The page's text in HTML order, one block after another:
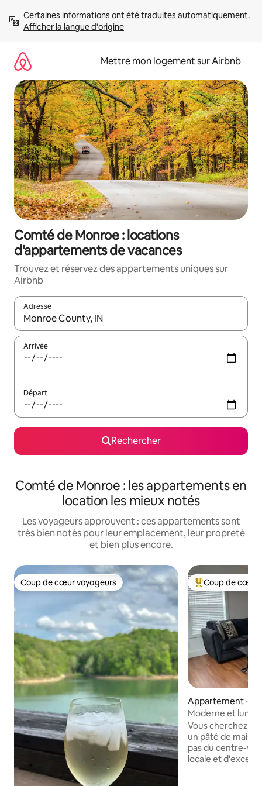
directement
Afficher la langue d'origine
Mettre mon logement sur Airbnb
Comté de Monroe : locations
d'appartements de vacances
Trouvez et réservez des appartements uniques sur
Airbnb
Adresse
Lorsque les résultats s'affichent, utilisez les flèches vers le
Arrivée
Départ
Rechercher
Comté de Monroe : les appartements en
location les mieux notés
Les voyageurs approuvent : ces appartements sont
très bien notés pour leur emplacement, leur propreté
et bien plus encore.
Coup de cœur voyageurs
Coup de cœur voyageurs Coups de cœur
Coup de cœur
Appartement ⋅
n
Moderne et
privilégié
Vous cherchez
un pâté de
pas du centre-
locale et